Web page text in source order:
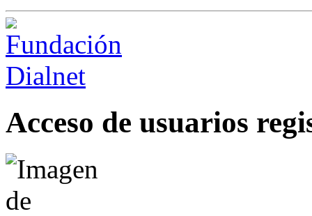
Acceso de usuarios